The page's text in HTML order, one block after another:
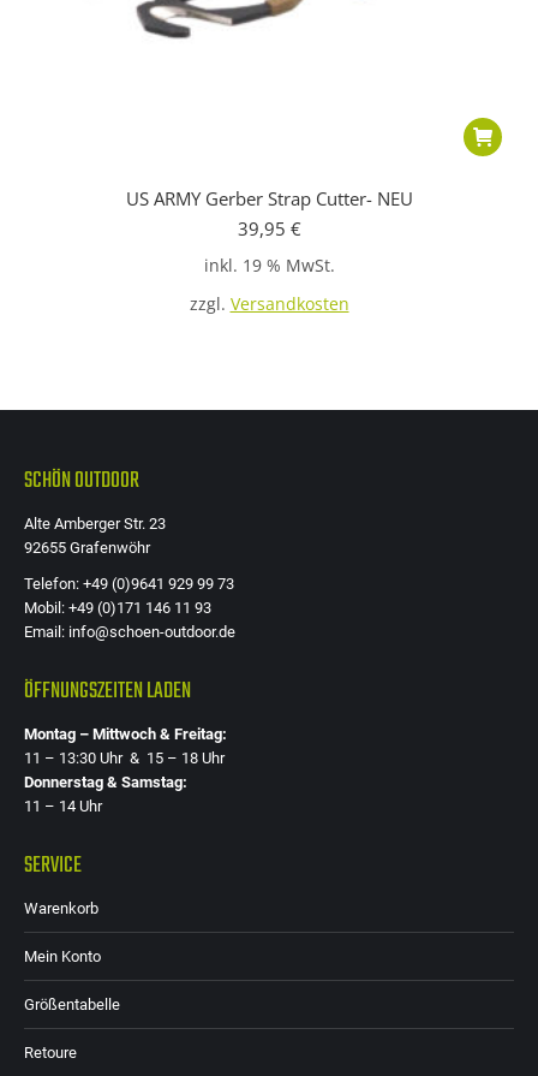
US ARMY Gerber Strap Cutter- NEU
39,95 €
inkl. 19 % MwSt.
zzgl. Versandkosten
SCHÖN OUTDOOR
Alte Amberger Str. 23
92655 Grafenwöhr
Telefon: +49 (0)9641 929 99 73
Mobil: +49 (0)171 146 11 93
Email: info@schoen-outdoor.de
ÖFFNUNGSZEITEN LADEN
Montag – Mittwoch & Freitag:
11 – 13:30 Uhr & 15 – 18 Uhr
Donnerstag & Samstag:
11 – 14 Uhr
SERVICE
Warenkorb
Mein Konto
Größentabelle
Retoure